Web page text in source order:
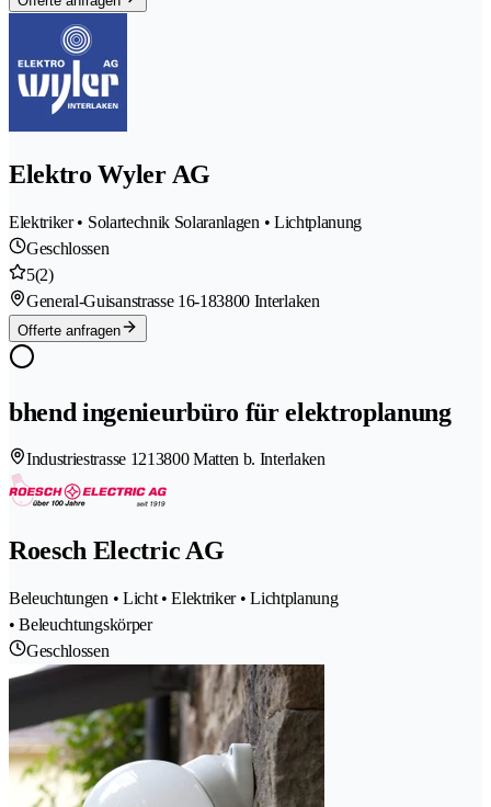
Elektro Wyler AG
Elektriker • Solartechnik Solaranlagen • Lichtplanung
Geschlossen
5(2)
General-Guisanstrasse 16-183800 Interlaken
Offerte anfragen
bhend ingenieurbüro für elektroplanung
Industriestrasse 1213800 Matten b. Interlaken
Roesch Electric AG
Beleuchtungen • Licht • Elektriker • Lichtplanung
• Beleuchtungskörper
Geschlossen